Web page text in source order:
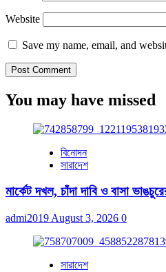
Website
Save my name, email, and
You may have missed
বিনোদন
সারাদেশ
মার্কেট দখল, চাঁদা দাবি ও বাসা
admi2019 August 3, 2026 0
সারাদেশ